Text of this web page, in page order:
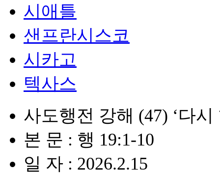
시애틀
샌프란시스코
시카고
텍사스
사도행전 강해 (47) ‘다
본 문 : 행 19:1-10
일 자 : 2026.2.15